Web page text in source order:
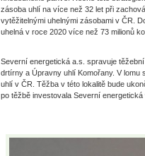
zásoba uhlí na více než 32 let při
vytěžitelnými uhelnými zásobami v ČR.
uhelná v roce 2020 více než 73 milionů
Severní energetická a.s. spravuje
drtírny a Úpravny uhlí Komořany. V lomu
uhlí v ČR. Těžba v této lokalitě bude
po těžbě investovala Severní